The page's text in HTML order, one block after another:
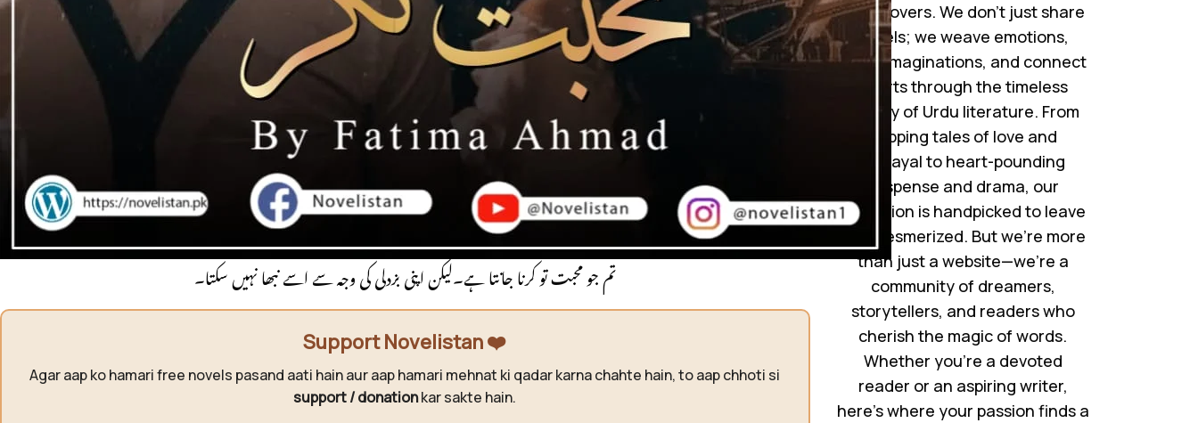
“خان !یار گھر چلو سب لوگ تمھارا انتظار کر رہے ہیں۔”
اس شخص کی بات پر خان ایک جھٹکے سے اس کا ہاتھ ہٹاتے ہوئے تنفر سے بولا
” کون سہ گھر ؟؟ کس گھر کی بات کر رہے ہو؟ وہ جگہ گھر نہیں قاتل خانہ ہے۔ جہاں
میری زری کا قتل کیا گیا اور جانتے ہو ان قاتلوں میں سب سے بڑا قاتل کون ہے۔”
سرد و سپاٹ آنکھوں سے مقابل کو گھورتا خان چند پل رکا تھا پھر نفرت چھلکاتے
لہجے میں چیخا تھا “وہ تم ہو۔۔۔۔۔’ زر خان ‘۔۔۔۔
تم جو محبت تو کرنا جانتا ہے۔لیکن اپنی بزدلی کی وجہ سے اسے نبھا نہیں سکتا۔
Support Novelistan ❤️
Agar aap ko hamari free novels pasand aati hain aur aap hamari mehnat ki qadar karna chahte hain, to aap chhoti si
support / donationkar sakte hain.
novel lovers. We don’t just share
novels; we weave emotions,
ignite imaginations, and connect
hearts through the timeless
beauty of Urdu literature. From
gripping tales of love and
betrayal to heart-pounding
suspense and drama, our
collection is handpicked to leave
you mesmerized. But we’re more
than just a website—we’re a
community of dreamers,
storytellers, and readers who
cherish the magic of words.
Whether you’re a devoted
reader or an aspiring writer,
here’s where your passion finds a